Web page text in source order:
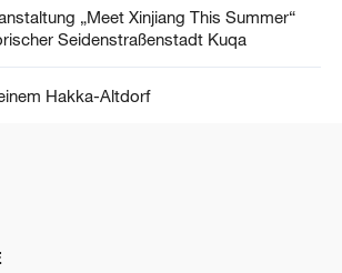
„Meet Xinjiang This Summer“
Seidenstraßenstadt Kuqa
Hakka-Altdorf